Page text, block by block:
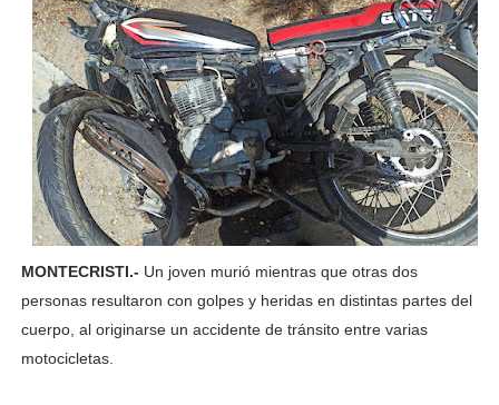
MONTECRISTI.- Un joven murió mientras que otras dos
personas resultaron con golpes y heridas en distintas partes del
cuerpo, al originarse un accidente de tránsito entre varias
motocicletas.